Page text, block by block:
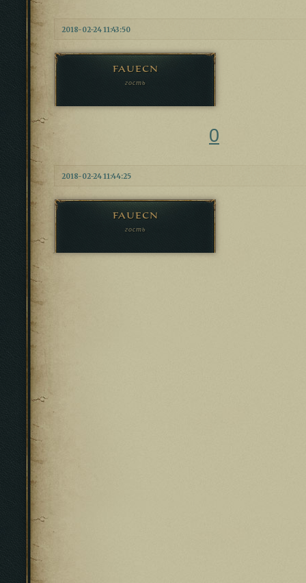
2018-02-24 11:43:50
fauecn
гость
0
2018-02-24 11:44:25
fauecn
гость